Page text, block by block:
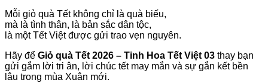
Mỗi giỏ quà Tết không chỉ là quà biếu,
mà là tình thân, là bản sắc dân tộc,
là một Tết Việt được gửi trao vẹn nguyên.
Hãy để Giỏ quà Tết 2026 – Tinh Hoa Tết Việt 03 thay bạn
gửi gắm lời tri ân, lời chúc tết may mắn và sự gắn kết bền
lâu trong mùa Xuân mới.